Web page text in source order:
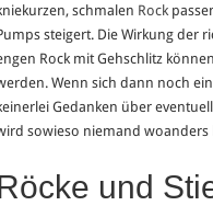
schmalen Rock
steigert. Die Wirkung der
Rock mit Gehschlitz
Wenn sich dann noch
Gedanken über
sowieso niemand woanders
und